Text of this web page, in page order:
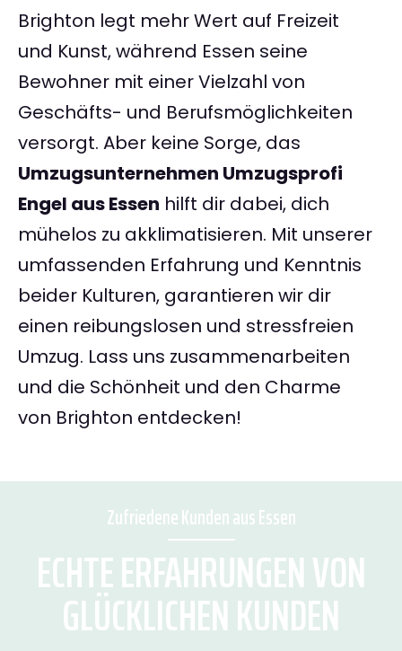
Brighton legt mehr Wert auf Freizeit
und Kunst, während Essen seine
Bewohner mit einer Vielzahl von
Geschäfts- und Berufsmöglichkeiten
versorgt. Aber keine Sorge, das
Umzugsunternehmen Umzugsprofi
Engel aus Essen hilft dir dabei, dich
mühelos zu akklimatisieren. Mit unserer
umfassenden Erfahrung und Kenntnis
beider Kulturen, garantieren wir dir
einen reibungslosen und stressfreien
Umzug. Lass uns zusammenarbeiten
und die Schönheit und den Charme
von Brighton entdecken!
Zufriedene Kunden aus Essen
ECHTE ERFAHRUNGEN VON
GLÜCKLICHEN KUNDEN